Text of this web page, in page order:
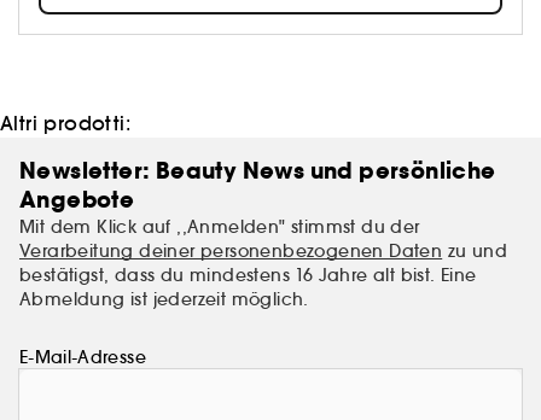
Altri prodotti:
Newsletter: Beauty News und persönliche
Angebote
Mit dem Klick auf ,,Anmelden" stimmst du der
Verarbeitung deiner personenbezogenen Daten zu und
bestätigst, dass du mindestens 16 Jahre alt bist. Eine
Abmeldung ist jederzeit möglich.
E-Mail-Adresse